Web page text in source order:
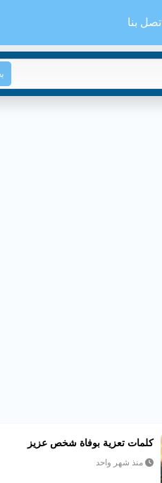
اتصل بنا
كلمات تعزية بوفاة شخص عزيز
منذ شهر واحد